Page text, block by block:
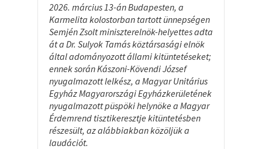
2026. március 13-án Budapesten, a
Karmelita kolostorban tartott ünnepségen
Semjén Zsolt miniszterelnök-helyettes adta
át a Dr. Sulyok Tamás köztársasági elnök
által adományozott állami kitüntetéseket;
ennek során Kászoni-Kövendi József
nyugalmazott lelkész, a Magyar Unitárius
Egyház Magyarországi Egyházkerületének
nyugalmazott püspöki helynöke a Magyar
Érdemrend tisztikeresztje kitüntetésben
részesült, az alábbiakban közöljük a
laudációt.